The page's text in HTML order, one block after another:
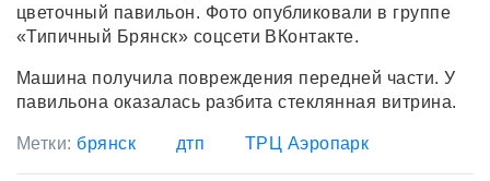
цветочный павильон. Фото опубликовали в группе
«Типичный Брянск» соцсети ВКонтакте.
Машина получила повреждения передней части. У
павильона оказалась разбита стеклянная витрина.
Метки: брянск дтп ТРЦ Аэропарк